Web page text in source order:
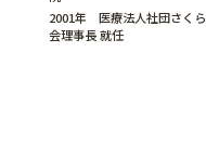
2001年 医療法人社団さくら
会理事長 就任